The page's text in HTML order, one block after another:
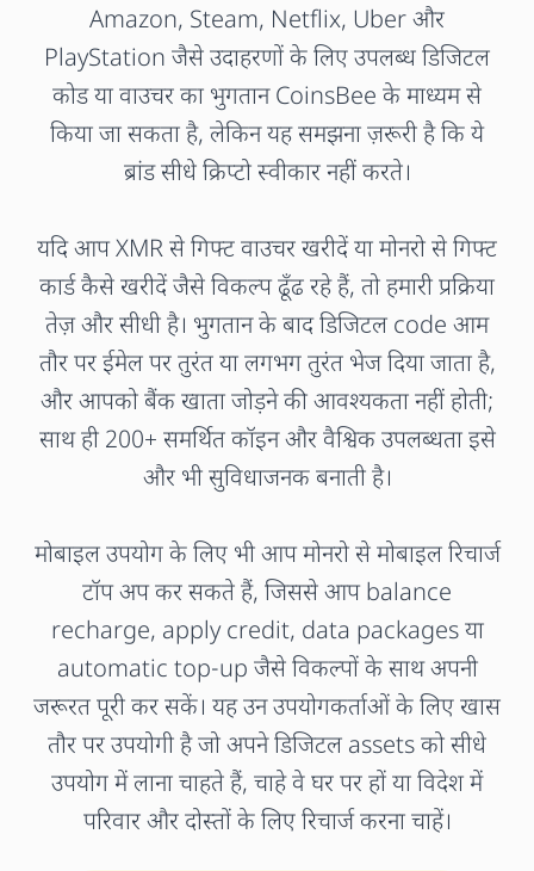
Amazon, Steam, Netflix, Uber और
PlayStation जैसे उदाहरणों के लिए उपलब्ध डिजिटल
कोड या वाउचर का भुगतान CoinsBee के माध्यम से
किया जा सकता है, लेकिन यह समझना ज़रूरी है कि ये
ब्रांड सीधे क्रिप्टो स्वीकार नहीं करते।
यदि आप XMR से गिफ्ट वाउचर खरीदें या मोनरो से गिफ्ट
कार्ड कैसे खरीदें जैसे विकल्प ढूँढ रहे हैं, तो हमारी प्रक्रिया
तेज़ और सीधी है। भुगतान के बाद डिजिटल code आम
तौर पर ईमेल पर तुरंत या लगभग तुरंत भेज दिया जाता है,
और आपको बैंक खाता जोड़ने की आवश्यकता नहीं होती;
साथ ही 200+ समर्थित कॉइन और वैश्विक उपलब्धता इसे
और भी सुविधाजनक बनाती है।
मोबाइल उपयोग के लिए भी आप मोनरो से मोबाइल रिचार्ज
टॉप अप कर सकते हैं, जिससे आप balance
recharge, apply credit, data packages या
automatic top-up जैसे विकल्पों के साथ अपनी
जरूरत पूरी कर सकें। यह उन उपयोगकर्ताओं के लिए खास
तौर पर उपयोगी है जो अपने डिजिटल assets को सीधे
उपयोग में लाना चाहते हैं, चाहे वे घर पर हों या विदेश में
परिवार और दोस्तों के लिए रिचार्ज करना चाहें।